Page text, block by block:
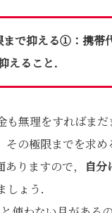
まで抑える①：携帯
えること．
も無理をすればま
その極限までを求め
りますので，
自分
しょう．